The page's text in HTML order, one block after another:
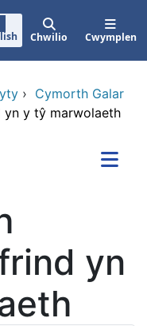
Chwilio Cwymplen
› Cymorth Galar
y tŷ marwolaeth
yn